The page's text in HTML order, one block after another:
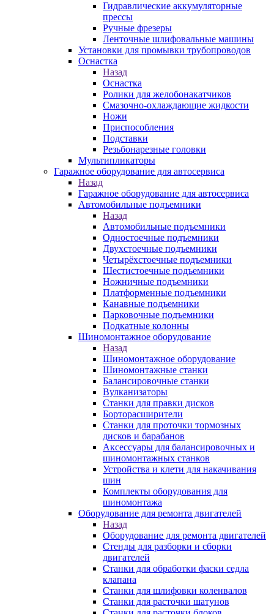
Гидравлические аккумуляторные
прессы
Ручные фрезеры
Ленточные шлифовальные машины
Установки для промывки трубопроводов
Оснастка
Назад
Оснастка
Ролики для желобонакатчиков
Смазочно-охлаждающие жидкости
Ножи
Приспособления
Подставки
Резьбонарезные головки
Мультипликаторы
Гаражное оборудование для автосервиса
Назад
Гаражное оборудование для автосервиса
Автомобильные подъемники
Назад
Автомобильные подъемники
Одностоечные подъемники
Двухстоечные подъемники
Четырёхстоечные подъемники
Шестистоечные подъемники
Ножничные подъемники
Платформенные подъемники
Канавные подъемники
Парковочные подъемники
Подкатные колонны
Шиномонтажное оборудование
Назад
Шиномонтажное оборудование
Шиномонтажные станки
Балансировочные станки
Вулканизаторы
Станки для правки дисков
Борторасширители
Станки для проточки тормозных
дисков и барабанов
Аксессуары для балансировочных и
шиномонтажных станков
Устройства и клети для накачивания
шин
Комплекты оборудования для
шиномонтажа
Оборудование для ремонта двигателей
Назад
Оборудование для ремонта двигателей
Стенды для разборки и сборки
двигателей
Станки для обработки фаски седла
клапана
Станки для шлифовки коленвалов
Станки для расточки шатунов